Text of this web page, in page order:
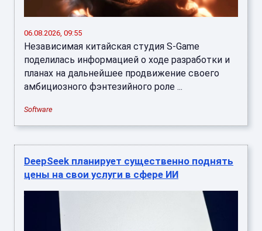
06.08.2026, 09:55
Независимая китайская студия S-Game
поделилась информацией о ходе разработки и
планах на дальнейшее продвижение своего
амбициозного фэнтезийного роле ...
Software
DeepSeek планирует существенно поднять
цены на свои услуги в сфере ИИ